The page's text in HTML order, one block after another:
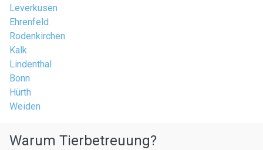
Leverkusen
Ehrenfeld
Rodenkirchen
Kalk
Lindenthal
Bonn
Hürth
Weiden
Warum Tierbetreuung?